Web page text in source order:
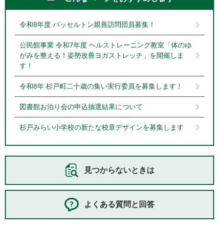
令和8年度 バッセルトン親善訪問団員募集！
公民館事業 令和7年度 ヘルストレーニング教室「体のゆ
がみを整える！姿勢改善ヨガストレッチ」を開催しま
す！
令和8年 杉戸町二十歳の集い実行委員を募集します！
図書館お泊り会の申込抽選結果について
杉戸みらい小学校の新たな校章デザインを募集します
見つからないときは
よくある質問と回答